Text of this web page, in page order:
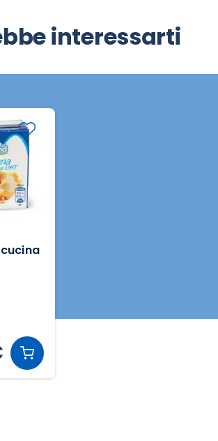
interessarti